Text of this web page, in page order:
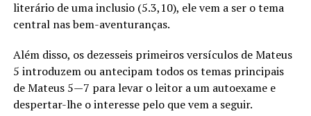
literário de uma inclusio (5.3,10), ele vem a ser o tema
central nas bem-aventuranças.
Além disso, os dezesseis primeiros versículos de Mateus
5 introduzem ou antecipam todos os temas principais
de Mateus 5—7 para levar o leitor a um autoexame e
despertar-lhe o interesse pelo que vem a seguir.